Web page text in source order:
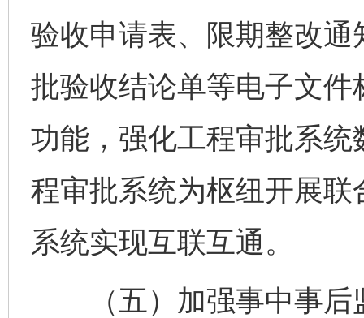
验收申请表、限期整改
批验收结论单等电子文
功能，强化工程审批系
程审批系统为枢纽开展
系统实现互联互通。
（五）加强事中事后